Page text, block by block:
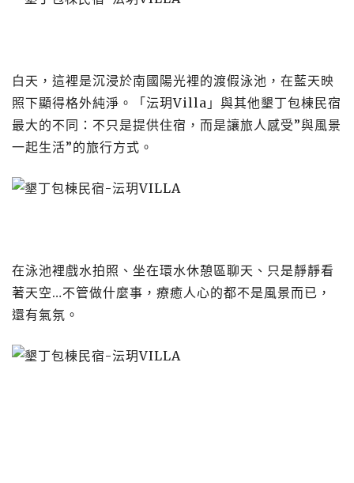
白天，這裡是沉浸於南國陽光裡的渡假泳池，在藍天映
照下顯得格外純淨。「沄玥Villa」與其他墾丁包棟民宿
最大的不同：不只是提供住宿，而是讓旅人感受”與風景
一起生活”的旅行方式。
在泳池裡戲水拍照、坐在環水休憩區聊天、只是靜靜看
著天空…不管做什麼事，療癒人心的都不是風景而已，
還有氣氛。